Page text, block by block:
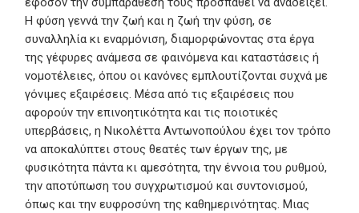
Η φύση γεννά την ζωή και η ζωή την φύση, σε
συναλληλία κι εναρμόνιση, διαμορφώνοντας στα έργα
της γέφυρες ανάμεσα σε φαινόμενα και καταστάσεις ή
νομοτέλειες, όπου οι κανόνες εμπλουτίζονται συχνά με
γόνιμες εξαιρέσεις. Μέσα από τις εξαιρέσεις που
αφορούν την επινοητικότητα και τις ποιοτικές
υπερβάσεις, η Νικολέττα Αντωνοπούλου έχει τον τρόπο
να αποκαλύπτει στους θεατές των έργων της, με
φυσικότητα πάντα κι αμεσότητα, την έννοια του ρυθμού,
την αποτύπωση του συγχρωτισμού και συντονισμού,
όπως και την ευφροσύνη της καθημερινότητας. Μιας